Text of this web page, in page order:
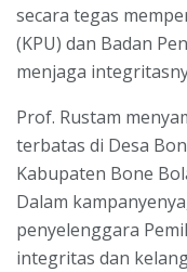
secara tegas
(KPU) dan Badan
menjaga
Prof. Rustam
terbatas di Desa
Kabupaten Bone
Dalam
penyelenggara
integritas dan